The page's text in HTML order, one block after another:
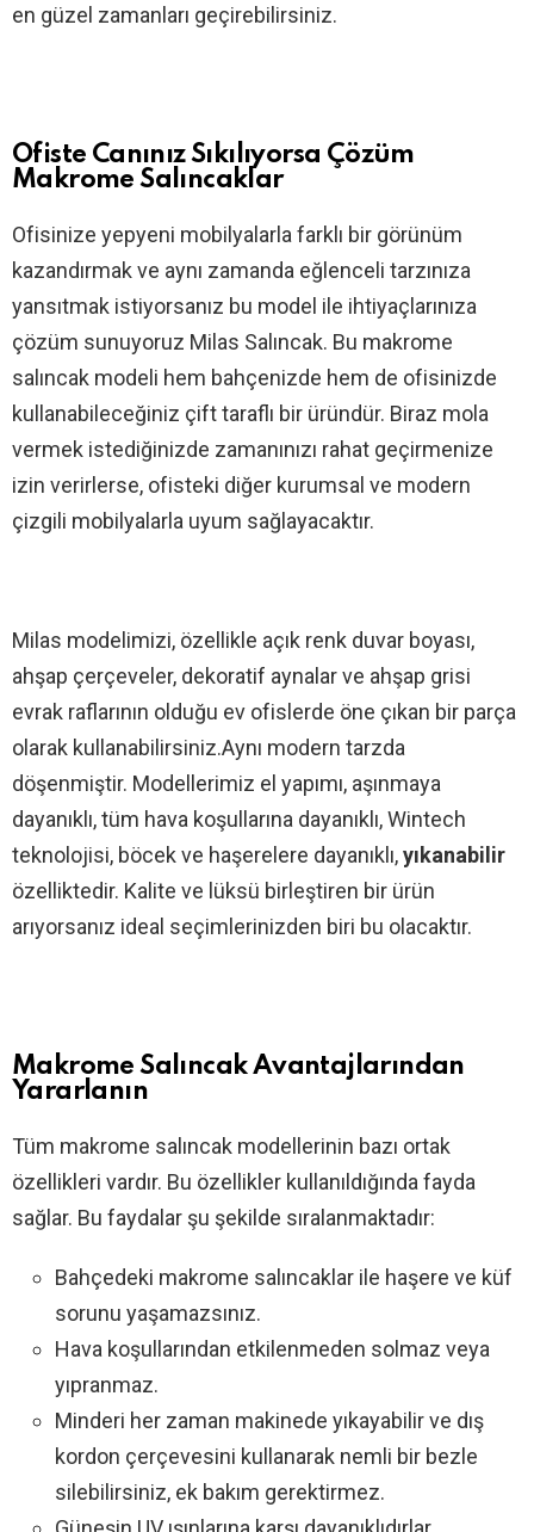
en güzel zamanları geçirebilirsiniz.
Ofiste Canınız Sıkılıyorsa Çözüm
Makrome Salıncaklar
Ofisinize yepyeni mobilyalarla farklı bir görünüm
kazandırmak ve aynı zamanda eğlenceli tarzınıza
yansıtmak istiyorsanız bu model ile ihtiyaçlarınıza
çözüm sunuyoruz Milas Salıncak. Bu makrome
salıncak modeli hem bahçenizde hem de ofisinizde
kullanabileceğiniz çift taraflı bir üründür. Biraz mola
vermek istediğinizde zamanınızı rahat geçirmenize
izin verirlerse, ofisteki diğer kurumsal ve modern
çizgili mobilyalarla uyum sağlayacaktır.
Milas modelimizi, özellikle açık renk duvar boyası,
ahşap çerçeveler, dekoratif aynalar ve ahşap grisi
evrak raflarının olduğu ev ofislerde öne çıkan bir parça
olarak kullanabilirsiniz.Aynı modern tarzda
döşenmiştir. Modellerimiz el yapımı, aşınmaya
dayanıklı, tüm hava koşullarına dayanıklı, Wintech
teknolojisi, böcek ve haşerelere dayanıklı,yıkanabilir
özelliktedir. Kalite ve lüksü birleştiren bir ürün
arıyorsanız ideal seçimlerinizden biri bu olacaktır.
Makrome Salıncak Avantajlarından
Yararlanın
Tüm makrome salıncak modellerinin bazı ortak
özellikleri vardır. Bu özellikler kullanıldığında fayda
sağlar. Bu faydalar şu şekilde sıralanmaktadır:
Bahçedeki makrome salıncaklar ile haşere ve küf
sorunu yaşamazsınız.
Hava koşullarından etkilenmeden solmaz veya
yıpranmaz.
Minderi her zaman makinede yıkayabilir ve dış
kordon çerçevesini kullanarak nemli bir bezle
silebilirsiniz, ek bakım gerektirmez.